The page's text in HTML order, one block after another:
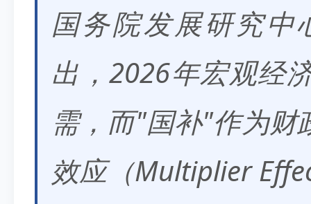
国务院发展研究中
出，2026年宏观经
需，而"国补"作为财
效应（Multiplier